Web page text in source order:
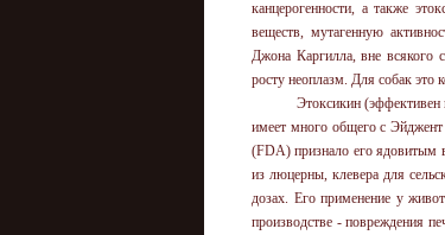
канцерогенности, а также
веществ, мутагенную
Джона Каргилла, вне всякого
росту неоплазм. Для собак это
Этоксикин (эффективен
имеет много общего с
(FDA) признало его ядовитым
из люцерны, клевера для
дозах. Его применение у
производстве - повреждения